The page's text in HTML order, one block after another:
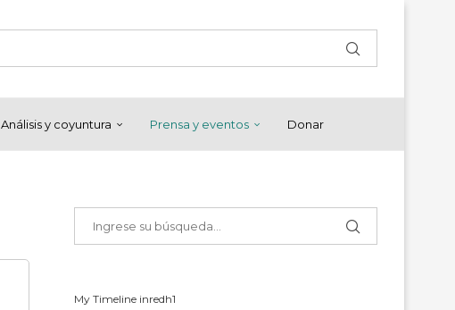
Análisis y coyuntura Prensa y eventos Donar
My Timeline inredh1